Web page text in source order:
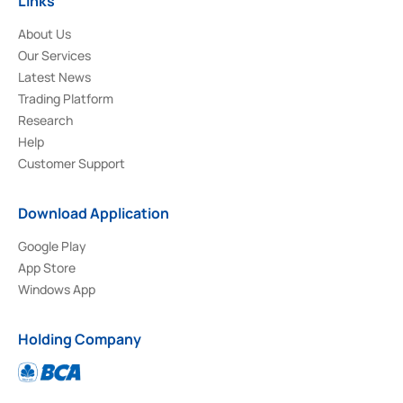
About Us
Our Services
Latest News
Trading Platform
Research
Help
Customer Support
Download Application
Google Play
App Store
Windows App
Holding Company